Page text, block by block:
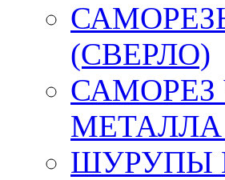
(СВЕРЛО)
ШУРУПЫ